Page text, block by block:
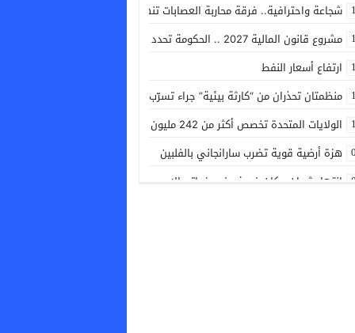
شجاعة واحترافية.. فرقة محاربة العصابات تنهي رعبا بسلا وتطيح بجانح
مشروع قانون المالية 2027 .. الحكومة تحدد أولويات المرحلة المقبلة
ارتفاع أسعار النفط
منظمتان تحذران من “كارثة بيئية” جراء تسرّب نفطي قبالة سواحل عُمان
الولايات المتحدة تخصص أكثر من 242 مليون دولار إضافية لمكافحة إيبولا
هزة أرضية قوية تضرب سارانجاني بالفلبين
انتهاء ثوران بركان فويغو في غواتيمالا